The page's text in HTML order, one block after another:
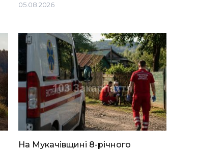
05.08.2026
На Мукачівщині 8-річного